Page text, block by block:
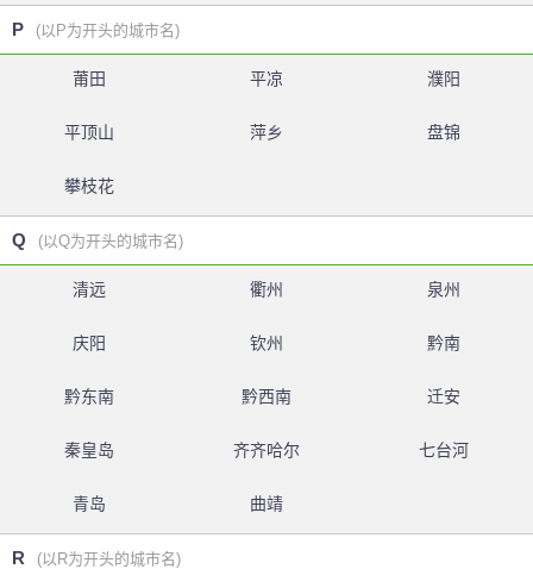
P (以P为开头的城市名)
莆田 平凉 濮阳
平顶山 萍乡 盘锦
攀枝花
Q (以Q为开头的城市名)
清远 衢州 泉州
庆阳 钦州 黔南
黔东南 黔西南 迁安
秦皇岛 齐齐哈尔 七台河
青岛 曲靖
R (以R为开头的城市名)